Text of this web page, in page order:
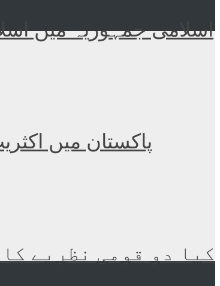
اسلامی جمہوریہ میں
پاکستان میں
کیا دو قومی نظریے